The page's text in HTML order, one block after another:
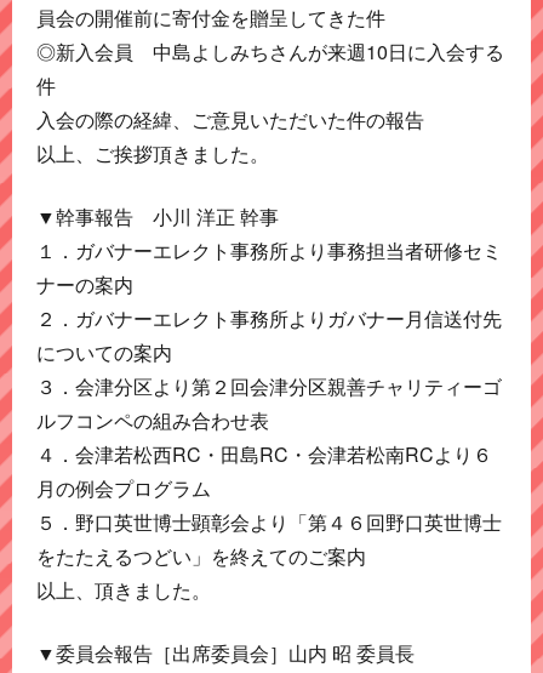
員会の開催前に寄付金を贈呈してきた件
◎新入会員 中島よしみちさんが来週10日に入会する
件
入会の際の経緯、ご意見いただいた件の報告
以上、ご挨拶頂きました。
▼幹事報告 小川 洋正 幹事
１．ガバナーエレクト事務所より事務担当者研修セミ
ナーの案内
２．ガバナーエレクト事務所よりガバナー月信送付先
についての案内
３．会津分区より第２回会津分区親善チャリティーゴ
ルフコンペの組み合わせ表
４．会津若松西RC・田島RC・会津若松南RCより６
月の例会プログラム
５．野口英世博士顕彰会より「第４６回野口英世博士
をたたえるつどい」を終えてのご案内
以上、頂きました。
▼委員会報告［出席委員会］山内 昭 委員長